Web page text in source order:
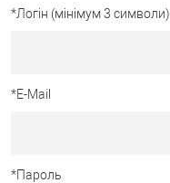
*Логін (мінімум 3 символи)
*E-Mail
*Пароль